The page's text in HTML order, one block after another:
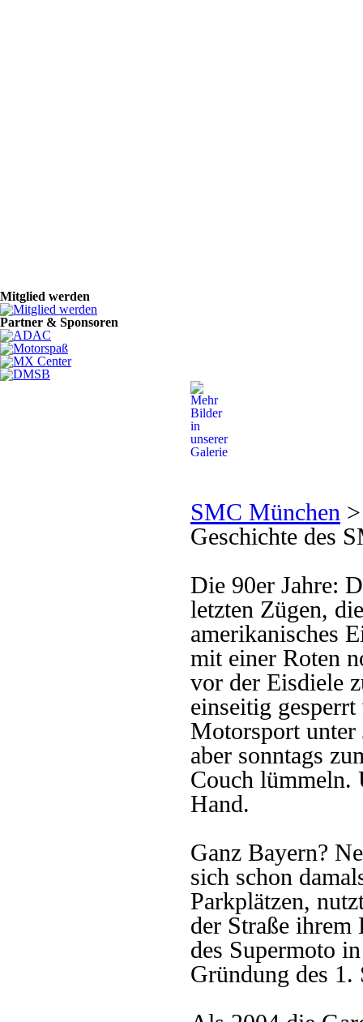
Mitglied werden
Partner & Sponsoren
SMC München
Geschichte des
Die 90er Jahre:
letzten Zügen,
amerikanisches
mit einer Roten
vor der Eisdiele
einseitig
Motorsport unter
aber sonntags
Couch lümmeln.
Hand.
Ganz Bayern?
sich schon
Parkplätzen,
der Straße
des Supermoto
Gründung des